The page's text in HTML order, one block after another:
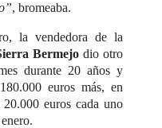
, bromeaba.
la vendedora de la
Bermejodio otro
durante 20 años y
euros más, en
euros cada uno